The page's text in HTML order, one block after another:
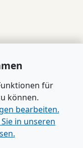
für
können.
bearbeiten.
in unseren